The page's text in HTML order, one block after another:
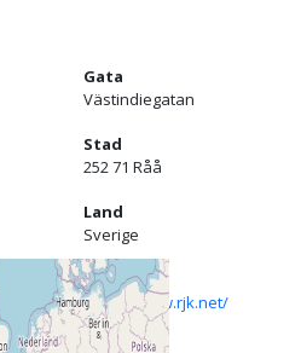
Gata
Västindiegatan
Stad
252 71 Råå
Land
Sverige
Url
https://www.rjk.net/